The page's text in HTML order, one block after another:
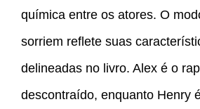
química entre os atores. O
sorriem reflete suas
delineadas no livro. Alex é o
descontraído, enquanto Henry